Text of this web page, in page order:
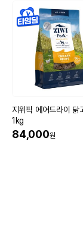
지위픽 에어드라이 닭
1kg
84,000원